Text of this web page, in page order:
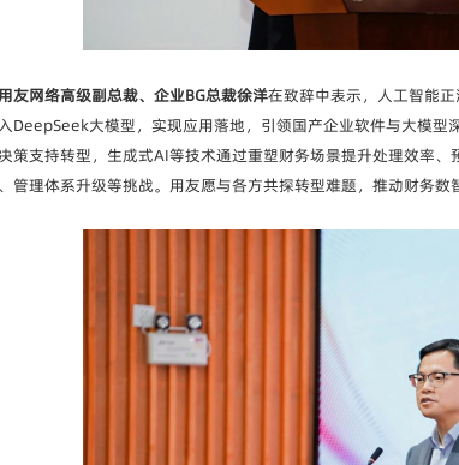
友网络高级副总裁、企业BG总裁徐洋在致辞中表示，人工智能
DeepSeek大模型，实现应用落地，引领国产企业软件与大模
策支持转型，生成式AI等技术通过重塑财务场景提升处理效率
管理体系升级等挑战。用友愿与各方共探转型难题，推动财务数